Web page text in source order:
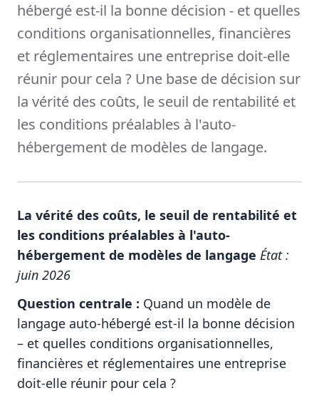
hébergé est-il la bonne décision - et quelles
conditions organisationnelles, financières
et réglementaires une entreprise doit-elle
réunir pour cela ? Une base de décision sur
la vérité des coûts, le seuil de rentabilité et
les conditions préalables à l'auto-
hébergement de modèles de langage.
La vérité des coûts, le seuil de rentabilité et
les conditions préalables à l'auto-
hébergement de modèles de langage État :
juin 2026
Question centrale : Quand un modèle de
langage auto-hébergé est-il la bonne décision
– et quelles conditions organisationnelles,
financières et réglementaires une entreprise
doit-elle réunir pour cela ?